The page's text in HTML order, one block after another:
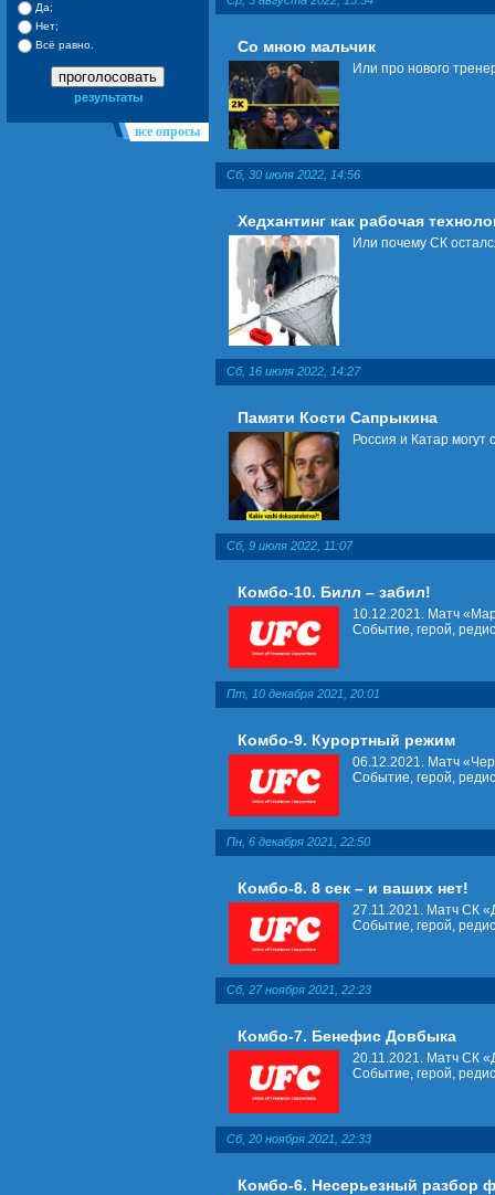
Со мною мальчик
Или про нового
Сб, 30 июля 2022, 14:56
Хедхантинг как рабочая
Или почему СК
Сб, 16 июля 2022, 14:27
Памяти Кости Сапрыкина
Россия и Катар могут
Сб, 9 июля 2022, 11:07
Комбо-10. Билл – забил!
10.12.2021. Матч
Событие, герой,
Пт, 10 декабря 2021, 20:01
Комбо-9. Курортный режим
06.12.2021. Матч
Событие, герой,
Пн, 6 декабря 2021, 22:50
Комбо-8. 8 сек – и ваших нет!
27.11.2021. Матч СК
Событие, герой,
Сб, 27 ноября 2021, 22:23
Комбо-7. Бенефис Довбыка
20.11.2021. Матч СК
Событие, герой,
Сб, 20 ноября 2021, 22:33
Комбо-6. Несерьезный разбор
Да;
Нет;
Всё равно.
проголосовать
результаты
все опросы